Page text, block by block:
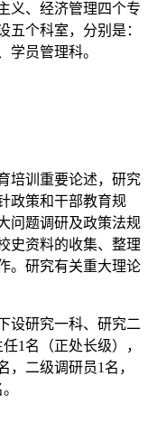
义、经济管理四个专
五个科室，分别是：
学员管理科。
培训重要论述，研究
政策和干部教育规
问题调研及政策法规
史资料的收集、整理
。研究有关重大理论
设研究一科、研究二
1名（正处长级），
，二级调研员1名，